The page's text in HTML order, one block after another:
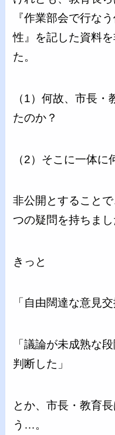
『作業部会で行な
性』を記した資料
た。
（1）何故、市長
たのか？
（2）そこに一体に
非公開とすること
つの疑問を持ちまし
きっと
「自由闊達な意見
「議論が未成熟な
判断した」
とか、市長・教育
う…。